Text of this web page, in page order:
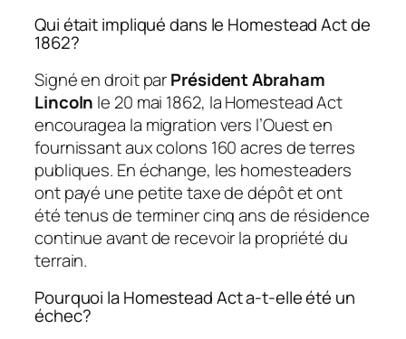
Qui était impliqué dans le Homestead Act de
1862?
Signé en droit parPrésident Abraham
Lincoln le 20 mai 1862, la Homestead Act
encouragea la migration vers l’Ouest en
fournissant aux colons 160 acres de terres
publiques. En échange, les homesteaders
ont payé une petite taxe de dépôt et ont
été tenus de terminer cinq ans de résidence
continue avant de recevoir la propriété du
terrain.
Pourquoi la Homestead Act a-t-elle été un
échec?